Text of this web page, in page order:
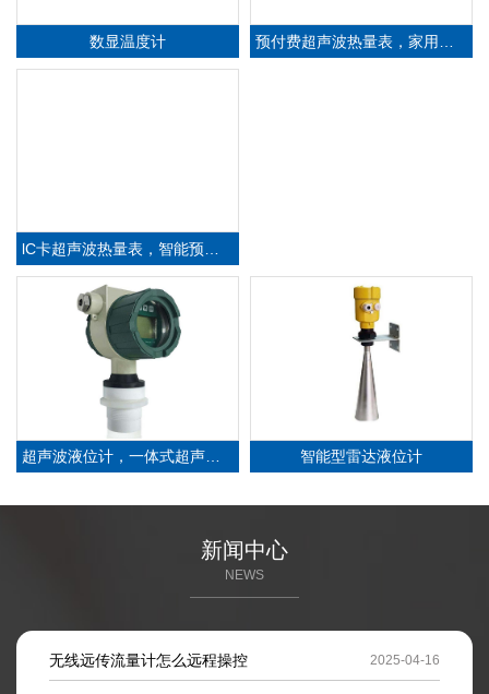
数显温度计
超
声
波
液
位
计
-
超
声
波
液
位
计
，
一
体
式
超
声
波
液
位计
超声波液位计，一体式超声波液位计
雷
达
液
位
计
-
能
型
雷
达
液
位
智能型雷达液位计
新闻中心
NEWS
无线远传流量计怎么远程操控 2025-04-16